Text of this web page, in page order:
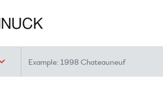
Search